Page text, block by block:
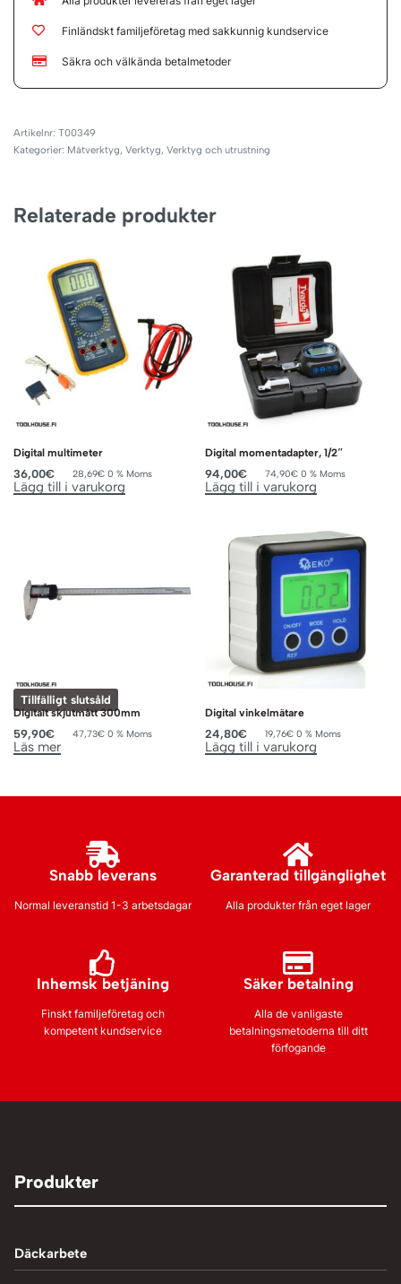
Finländskt familjeföretag med sakkunnig kundservice
Säkra och välkända betalmetoder
T00349
Kategorier: Mätverktyg, Verktyg, Verktyg och utrustning
Relaterade produkter
Digital multimeter
36,00€ 28,69€ 0 % Moms
Lägg till i varukorg
Digital momentadapter, 1/2″
94,00€ 74,90€ 0 % Moms
Lägg till i varukorg
Tillfälligt slutsåld
Digitalt skjutmått 300mm
59,90€ 47,73€ 0 % Moms
Läs mer
Digital vinkelmätare
24,80€ 19,76€ 0 % Moms
Lägg till i varukorg
Snabb leverans
Normal leveranstid 1-3 arbetsdagar
Garanterad tillgänglighet
Alla produkter från eget lager
Inhemsk betjäning
Finskt familjeföretag och
kompetent kundservice
Säker betalning
Alla de vanligaste
betalningsmetoderna till ditt
förfogande
Produkter
Däckarbete